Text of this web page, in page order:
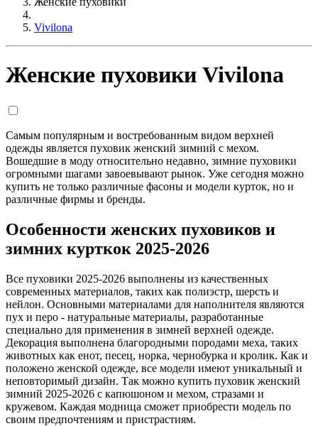
Vivilona
Женские пуховики Vivilona
Самым популярным и востребованным видом верхней
одежды является пуховик женский зимний с мехом.
Вошедшие в моду относительно недавно, зимние пуховики
огромными шагами завоевывают рынок. Уже сегодня можно
купить не только различные фасоны и модели курток, но и
различные фирмы и бренды.
Особенности женских пуховиков и
зимних курткок 2025-2026
Все пуховики 2025-2026 выполнены из качественных
современных материалов, таких как полиэстр, шерсть и
нейлон. Основными материалами для наполнителя являются
пух и перо - натуральные материалы, разработанные
специально для применения в зимней верхней одежде.
Декорация выполнена благородными породами меха, таких
животных как енот, песец, норка, чернобурка и кролик. Как и
положено женской одежде, все модели имеют уникальный и
неповторимый дизайн. Так можно купить пуховик женский
зимний 2025-2026 с капюшоном и мехом, стразами и
кружевом. Каждая модница сможет приобрести модель по
своим предпочтениям и пристрастиям.